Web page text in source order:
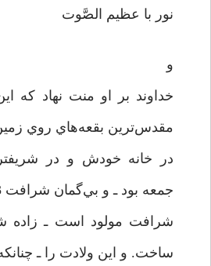
نور با عظيم الصَّوت
و
خداوند بر او منت نهاد که
مقدس‌ترين بقعه‌هاي روي
در خانه خودش و در
جمعه بود ـ و بي‌گمان شرافت 13 رجب به
شرافت مولود است ـ زاده
ساخت. و اين ولادت را ـ